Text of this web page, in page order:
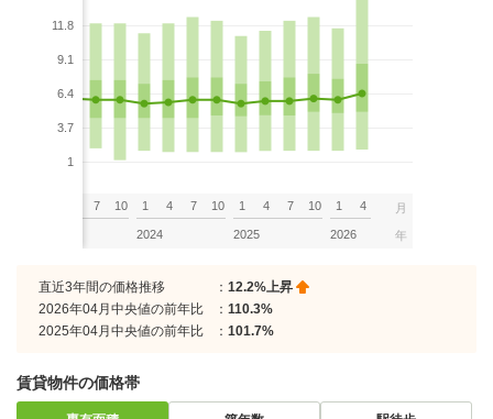
11.8
9.1
6.4
3.7
1
7 10 1 4 7 10
2024
1 4 7 10
2025
1 4
2026
月
年
直近3年間の価格推移 ： 12.2%上昇
2026年04月中央値の前年比
： 110.3%
2025年04月中央値の前年比
： 101.7%
賃貸物件の価格帯